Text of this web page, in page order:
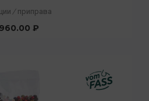
/ приправа
960.00 ₽